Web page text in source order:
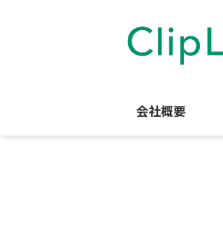
会社概要